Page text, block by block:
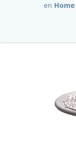
en Home